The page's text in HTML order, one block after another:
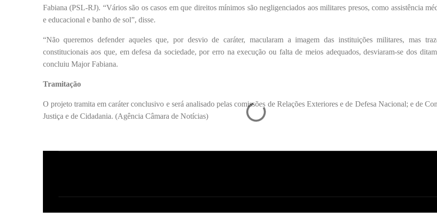
Fabiana (PSL-RJ). “Vários são os casos em que direitos mínimos são negligenciados aos militares presos, como assistência
e educacional e banho de sol”, disse.
“Não queremos defender aqueles que, por desvio de caráter, macularam a imagem das instituições militares, mas
constitucionais aos que, em defesa da sociedade, por erro na execução ou falta de meios adequados, desviaram-se dos
concluiu Major Fabiana.
Tramitação
O projeto tramita em caráter conclusivo e será analisado pelas comissões de Relações Exteriores e de Defesa Nacional; e de
Justiça e de Cidadania. (Agência Câmara de Notícias)